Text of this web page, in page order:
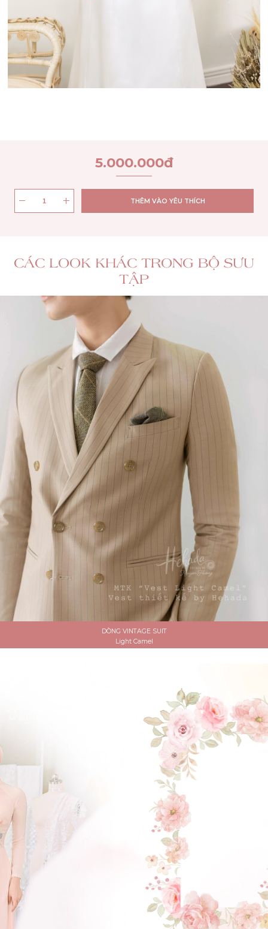
5.000.000đ
THÊM VÀO YÊU THÍCH
CÁC LOOK KHÁC TRONG BỘ SƯU
TẬP
DÒNG VINTAGE SUIT
Light Camel
ĐẶT LỊCH HẸN